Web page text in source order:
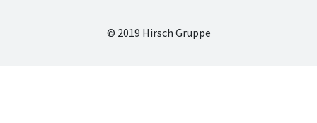
© 2019 Hirsch Gruppe